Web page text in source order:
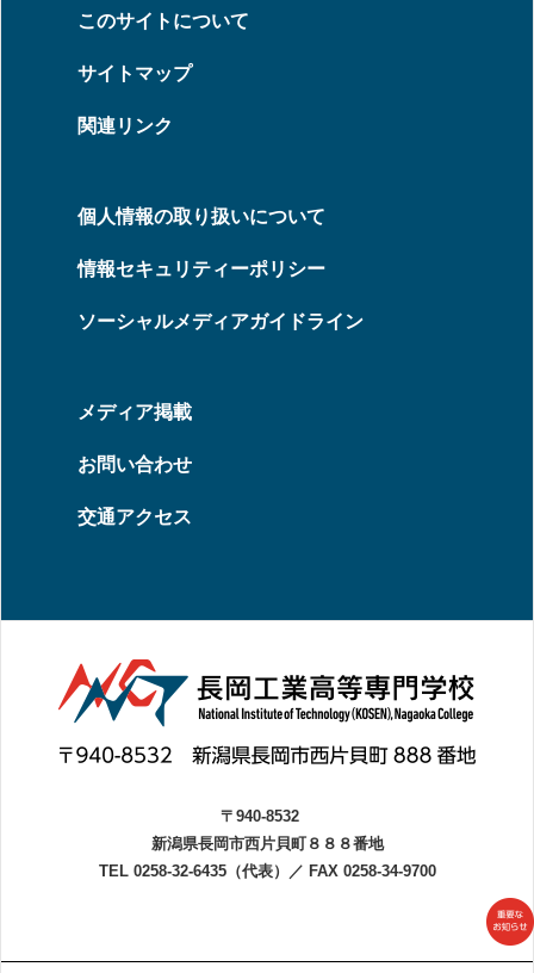
このサイトについて
サイトマップ
関連リンク
個人情報の取り扱いについて
情報セキュリティーポリシー
ソーシャルメディアガイドライン
メディア掲載
お問い合わせ
交通アクセス
〒940-8532
新潟県長岡市西片貝町８８８番地
TEL 0258-32-6435（代表）
／ FAX 0258-34-9700